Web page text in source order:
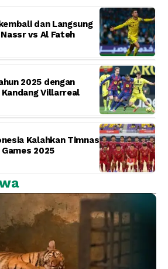
dan Langsung
vs Al Fateh
2025 dengan
Villarreal
Kalahkan Timnas
Games 2025